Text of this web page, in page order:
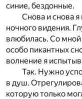
синие, бездонные.
Снова и снова
ночного видения.
влюбилась. Со
особо пикантных
волнение я
Так. Нужно
в душ.
которую только